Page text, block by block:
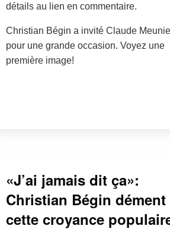
détails au lien en commentaire.
Christian Bégin a invité Claude
pour une grande occasion. Voyez une
première image!
«J’ai jamais dit ça»:
Christian Bégin dément
cette croyance